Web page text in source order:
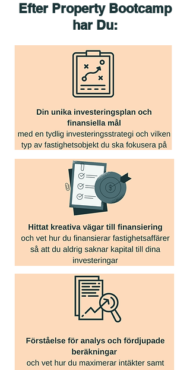
Efter Property Bootcamp
har Du: